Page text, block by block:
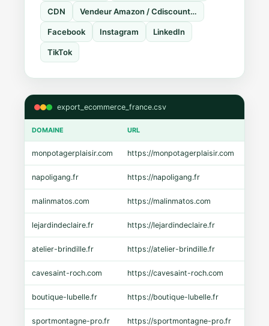
CDN Vendeur Amazon / Cdiscount…
Facebook Instagram LinkedIn
TikTok
export_ecommerce_france.csv
DOMAINE URL
monpotagerplaisir.com https://monpotagerplaisir.com
napoligang.fr https://napoligang.fr
malinmatos.com https://malinmatos.com
lejardindeclaire.fr https://lejardindeclaire.fr
atelier-brindille.fr https://atelier-brindille.fr
cavesaint-roch.com https://cavesaint-roch.com
boutique-lubelle.fr https://boutique-lubelle.fr
sportmontagne-pro.fr https://sportmontagne-pro.fr